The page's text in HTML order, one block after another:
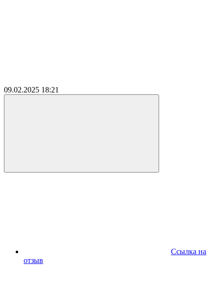
09.02.2025 18:21
Ссылка на
отзыв